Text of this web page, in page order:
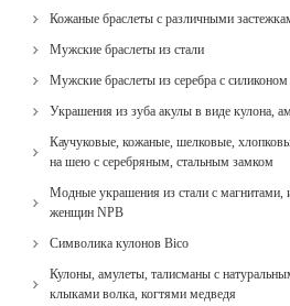
Кожаные браслеты с различными
Мужские браслеты из стали
Мужские браслеты из серебра с
Украшения из зуба акулы в виде кулона,
Каучуковые, кожаные, шелковые,
на шею с серебряным, стальным замком
Модные украшения из стали с
женщин NPB
Cимволика кулонов Bico
Кулоны, амулеты, талисманы с
клыками волка, когтями медведя